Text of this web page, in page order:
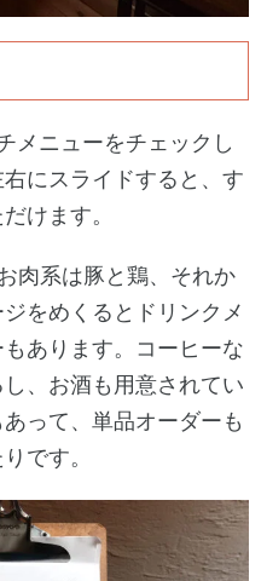
メニューをチェックし
にスライドすると、す
けます。
肉系は豚と鶏、それか
をめくるとドリンクメ
あります。コーヒーな
、お酒も用意されてい
って、単品オーダーも
です。